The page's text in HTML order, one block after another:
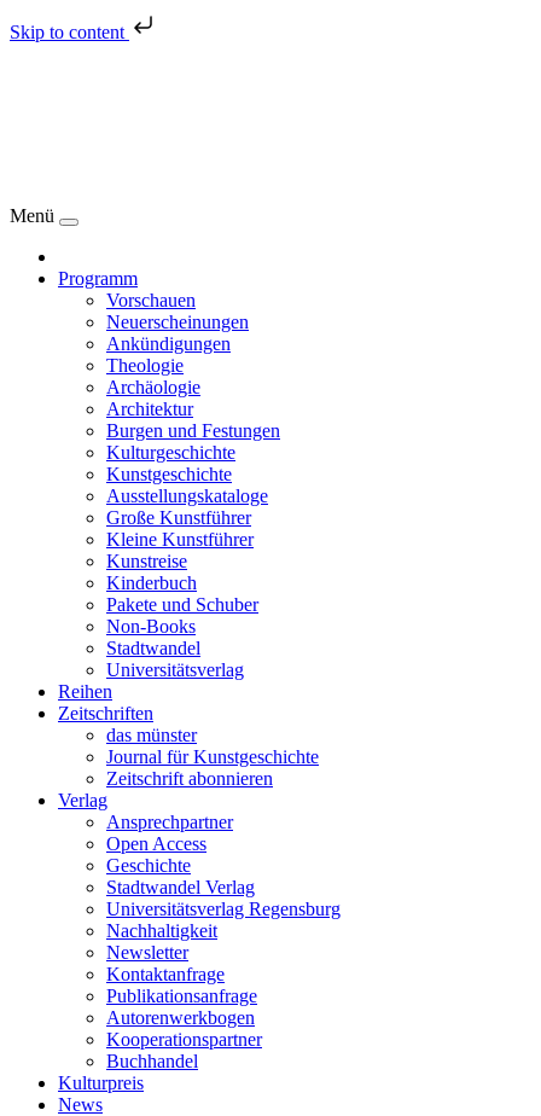
Skip to content
Menü
Programm
Vorschauen
Neuerscheinungen
Ankündigungen
Theologie
Archäologie
Architektur
Burgen und Festungen
Kulturgeschichte
Kunstgeschichte
Ausstellungskataloge
Große Kunstführer
Kleine Kunstführer
Kunstreise
Kinderbuch
Pakete und Schuber
Non-Books
Stadtwandel
Universitätsverlag
Reihen
Zeitschriften
das münster
Journal für Kunstgeschichte
Zeitschrift abonnieren
Verlag
Ansprechpartner
Open Access
Geschichte
Stadtwandel Verlag
Universitätsverlag Regensburg
Nachhaltigkeit
Newsletter
Kontaktanfrage
Publikationsanfrage
Autorenwerkbogen
Kooperationspartner
Buchhandel
Kulturpreis
News